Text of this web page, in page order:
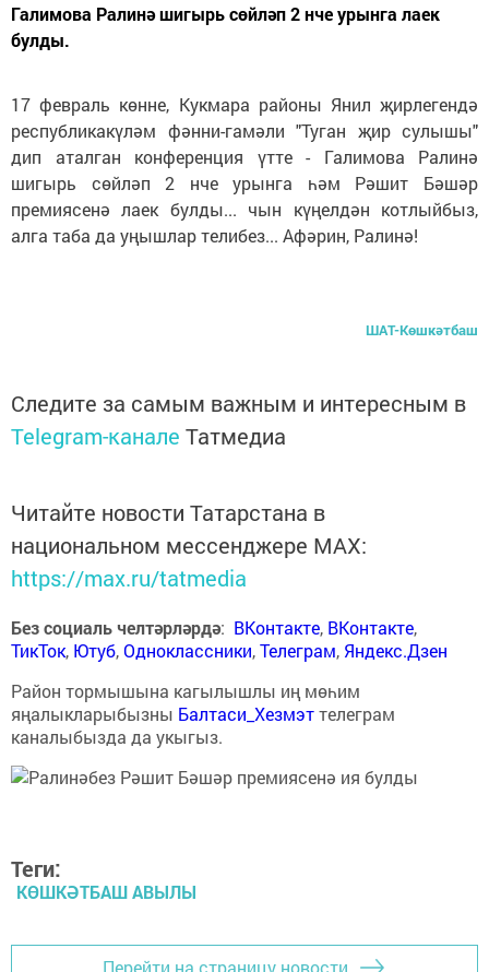
Галимова Ралинә шигырь сөйләп 2 нче урынга лаек
булды.
17 февраль көнне, Кукмара районы Янил җирлегендә
республикакүләм фәнни-гамәли "Туган җир сулышы"
дип аталган конференция үтте - Галимова Ралинә
шигырь сөйләп 2 нче урынга һәм Рәшит Бәшәр
премиясенә лаек булды... чын күңелдән котлыйбыз,
алга таба да уңышлар телибез... Афәрин, Ралинә!
ШАТ-Көшкәтбаш
Следите за самым важным и интересным в
Telegram-канале Татмедиа
Читайте новости Татарстана в
национальном мессенджере MАХ:
https://max.ru/tatmedia
Без социаль челтәрләрдә: ВКонтакте, ВКонтакте,
ТикТок, Ютуб,Одноклассники,Телеграм, Яндекс.Дзен
Район тормышына кагылышлы иң мөһим
яңалыкларыбызны Балтаси_Хезмэттелеграм
каналыбызда да укыгыз.
Теги:
КӨШКӘТБАШ АВЫЛЫ
Перейти на страницу новости